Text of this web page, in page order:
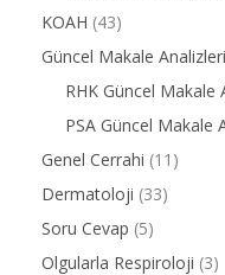
KOAH (43)
Güncel Makale Analizleri
RHK Güncel Makale
PSA Güncel Makale
Genel Cerrahi (11)
Dermatoloji (33)
Soru Cevap (5)
Olgularla Respiroloji (3)